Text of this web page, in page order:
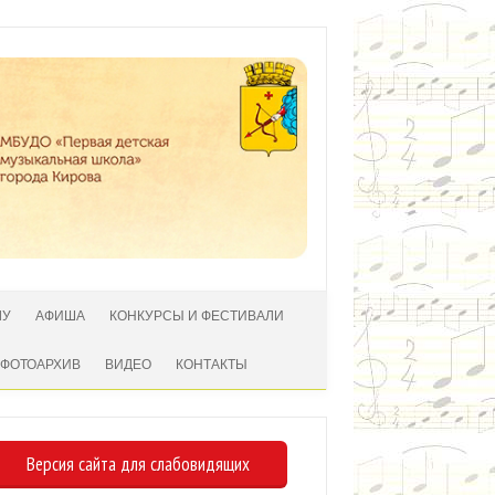
АФИША КОНКУРСЫ И ФЕСТИВАЛИ
ФОТОАРХИВ ВИДЕО КОНТАКТЫ
Версия сайта для слабовидящих